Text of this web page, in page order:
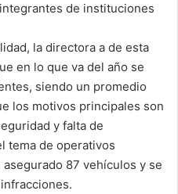
de instituciones
la directora a de esta
en lo que va del año se
siendo un promedio
los motivos principales son
y falta de
tema de operativos
87 vehículos y se